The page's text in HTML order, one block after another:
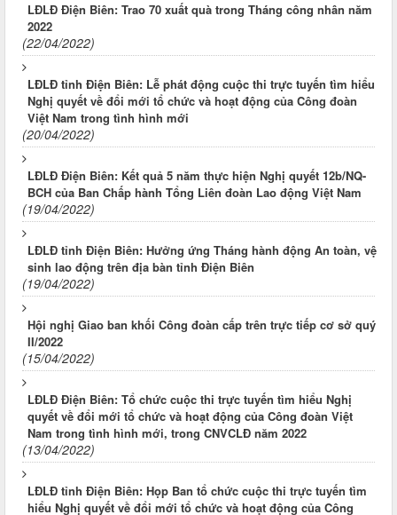
LĐLĐ Điện Biên: Trao 70 xuất quà trong Tháng công nhân năm
2022
(22/04/2022)
LĐLĐ tỉnh Điện Biên: Lễ phát động cuộc thi trực tuyến tìm hiểu
Nghị quyết về đổi mới tổ chức và hoạt động của Công đoàn
Việt Nam trong tình hình mới
(20/04/2022)
LĐLĐ Điện Biên: Kết quả 5 năm thực hiện Nghị quyết 12b/NQ-
BCH của Ban Chấp hành Tổng Liên đoàn Lao động Việt Nam
(19/04/2022)
LĐLĐ tỉnh Điện Biên: Hưởng ứng Tháng hành động An toàn, vệ
sinh lao động trên địa bàn tỉnh Điện Biên
(19/04/2022)
Hội nghị Giao ban khối Công đoàn cấp trên trực tiếp cơ sở quý
II/2022
(15/04/2022)
LĐLĐ Điện Biên: Tổ chức cuộc thi trực tuyến tìm hiểu Nghị
quyết về đổi mới tổ chức và hoạt động của Công đoàn Việt
Nam trong tình hình mới, trong CNVCLĐ năm 2022
(13/04/2022)
LĐLĐ tỉnh Điện Biên: Họp Ban tổ chức cuộc thi trực tuyến tìm
hiểu Nghị quyết về đổi mới tổ chức và hoạt động của Công